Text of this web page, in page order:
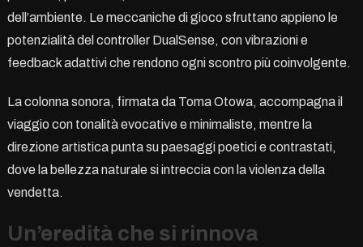
dell’ambiente. Le meccaniche di gioco sfruttano appieno le
potenzialità del controller DualSense, con vibrazioni e
feedback adattivi che rendono ogni scontro più coinvolgente.
La colonna sonora, firmata da Toma Otowa, accompagna il
viaggio con tonalità evocative e minimaliste, mentre la
direzione artistica punta su paesaggi poetici e contrastati,
dove la bellezza naturale si intreccia con la violenza della
vendetta.
Un’eredità che si rinnova